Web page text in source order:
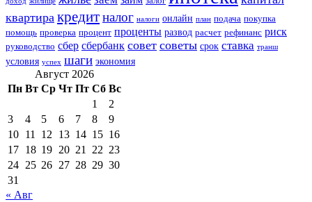
квартира кредитналог налоги онлайн план подача покупка
помощь проверка процент проценты развод расчет рефинанс риск
руководство сбер сбербанк совет советы срок ставка транш
условия успех шаги экономия
Август 2026
Пн Вт Ср Чт Пт Сб Вс
1
2
3
4 5 6 7 8
9
10 11 12 13 14 15 16
17 18 19 20 21 22 23
24 25 26 27 28 29 30
31
« Авг